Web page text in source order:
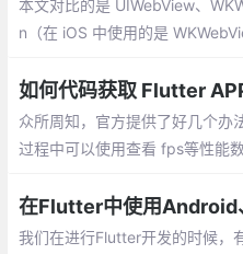
本文对比的是 UIWebView、
n（在 iOS 中使用的是
和网页加载完成时的时间戳
如何代码获取 Flutter
众所周知，官方提供了好几个
过程中可以使用查看 fps等性能
在Flutter中使用Android
我们在进行Flutter开发的时候，